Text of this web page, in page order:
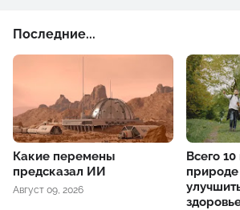
Последние...
Какие перемены
предсказал ИИ
Август 09, 2026
Всего